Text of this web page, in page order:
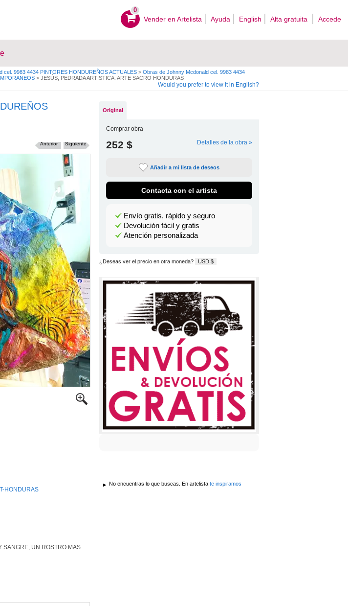
0
Vender en Artelista Ayuda English Alta gratuita Accede
cel. 9983 4434 PINTORES HONDUREÑOS ACTUALES > Obras de Johnny Mcdonald cel. 9983 4434
> JESÚS, PEDRADA ARTISTICA. ARTE SACRO HONDURAS
Would you prefer to view it in English?
Siguiente
Anterior
HONDURAS
SANGRE, UN ROSTRO MAS
Original
Comprar obra
252 $ Detalles de la obra »
Añadir a mi lista de deseos
Contacta con el artista
Envío gratis, rápido y seguro
Devolución fácil y gratis
Atención personalizada
¿Deseas ver el precio en otra moneda? USD $
No encuentras lo que buscas. En artelista te inspiramos